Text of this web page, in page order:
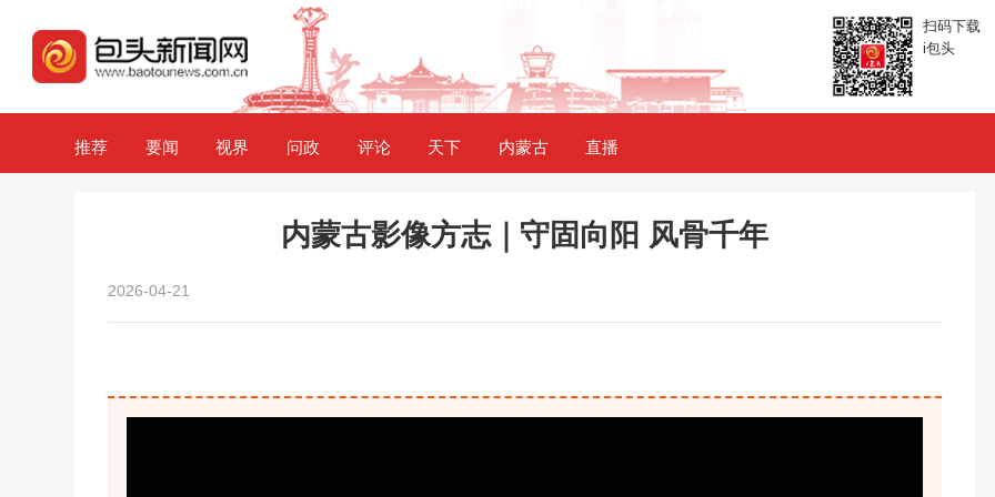
扫码下载
i包头
推荐 要闻 视界 问政 评论 天下 内蒙古 直播
内蒙古影像方志｜守固向阳 风骨千年
2026-04-21